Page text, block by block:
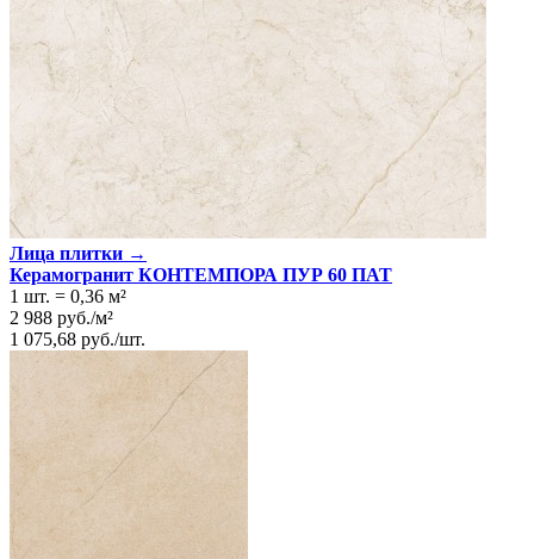
Лица плитки →
Керамогранит КОНТЕМПОРА ПУР 60 ПАТ
1 шт. = 0,36 м²
2 988 руб./м²
1 075,68 руб./шт.